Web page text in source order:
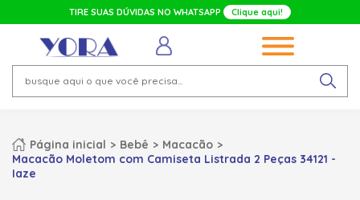
TIRE SUAS DÚVIDAS NO WHATSAPP Clique aqui!
Página inicial Bebê
Macacão
Macacão Moletom com Camiseta Listrada 2 Peças 34121 -
Iaze